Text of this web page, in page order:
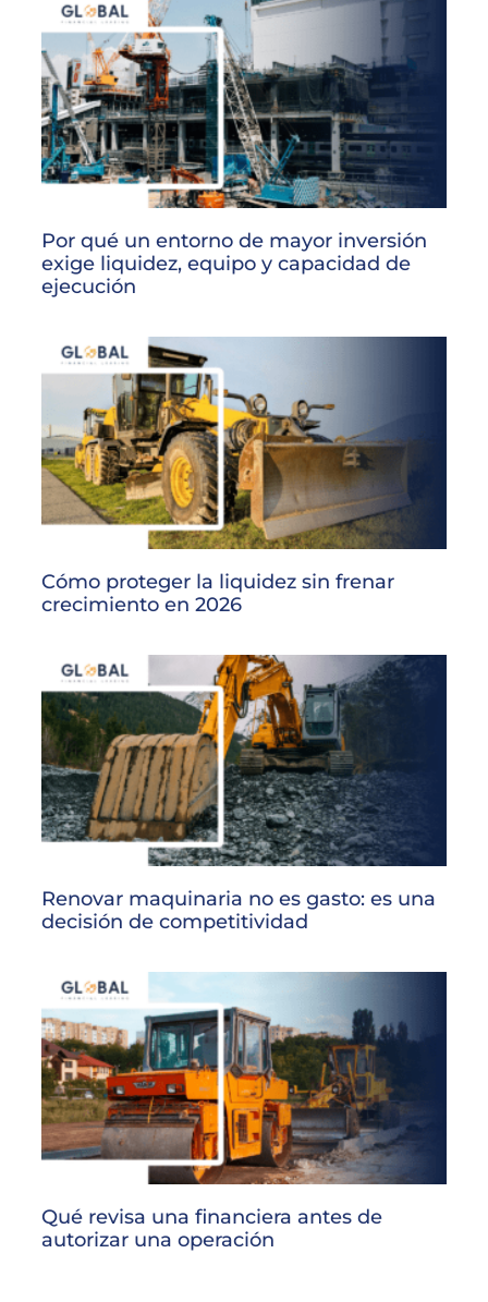
Por qué un entorno de mayor inversión
exige liquidez, equipo y capacidad de
ejecución
Cómo proteger la liquidez sin frenar
crecimiento en 2026
Renovar maquinaria no es gasto: es una
decisión de competitividad
Qué revisa una financiera antes de
autorizar una operación